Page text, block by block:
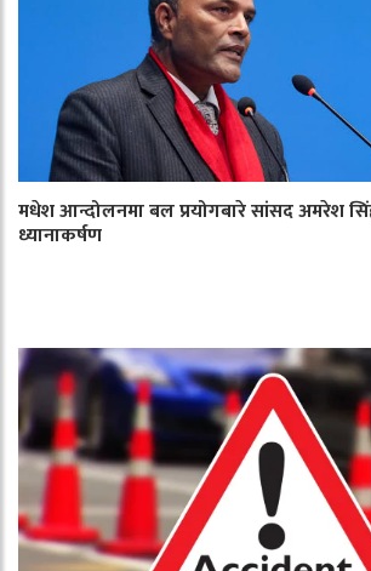
मधेश आन्दोलनमा बल प्रयोगबारे सांसद अमरेश
ध्यानाकर्षण